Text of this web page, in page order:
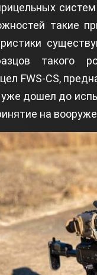
такие
такого
FWS-CS,
дошел до
на